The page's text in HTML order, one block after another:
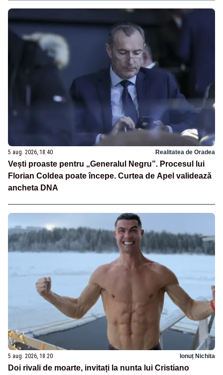
5 aug. 2026, 18:40 Realitatea de Oradea
Vești proaste pentru „Generalul Negru”. Procesul lui
Florian Coldea poate începe. Curtea de Apel validează
ancheta DNA
5 aug. 2026, 18:20 Ionuț Nichita
Doi rivali de moarte, invitați la nunta lui Cristiano